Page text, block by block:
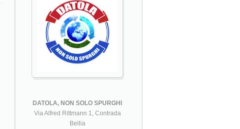
DATOLA, NON SOLO SPURGHI
Via Alfred Rittmann 1, Contrada
Bellia